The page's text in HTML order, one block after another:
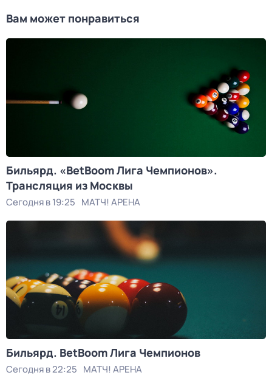
Вам может понравиться
Бильярд. «BetBoom Лига Чемпионов».
Трансляция из Москвы
Сегодня в 19:25 МАТЧ! АРЕНА
Бильярд. BetBoom Лига Чемпионов
Сегодня в 22:25 МАТЧ! АРЕНА